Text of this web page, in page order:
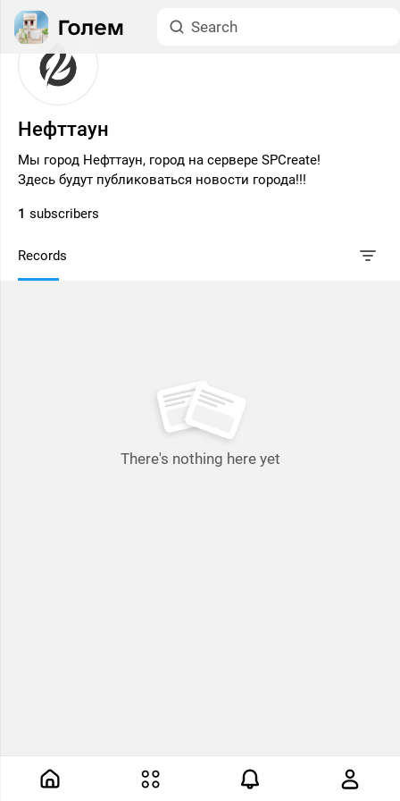
Нефттаун
Мы город Нефттаун, город на сервере SPCreate!
Здесь будут публиковаться новости города!!!
1 subscribers
Records
There's nothing here yet